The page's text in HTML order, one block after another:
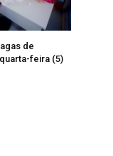
de
feira (5)